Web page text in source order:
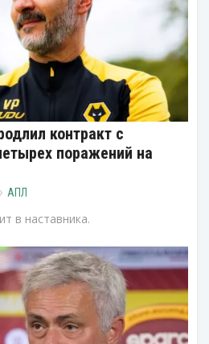
контракт с
поражений на
АПЛ
в наставника.